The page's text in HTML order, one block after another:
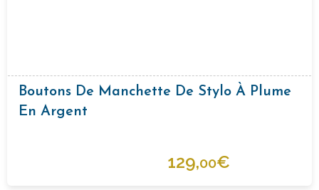
Boutons De Manchette De Stylo À Plume
En Argent
129,00€